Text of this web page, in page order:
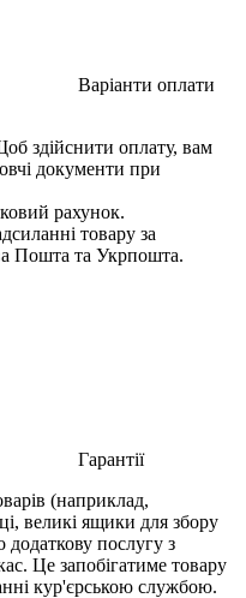
Варіанти оплати
здійснити оплату, вам
документи при
рахунок.
товару за
Пошта та Укрпошта.
Гарантії
(наприклад,
великі ящики для збору
послугу з
Це запобігатиме товару
кур'єрською службою.